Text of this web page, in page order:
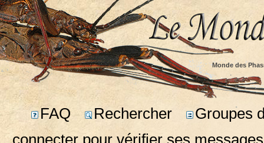
Monde des
FAQ Rechercher
Groupes
connecter pour vérifier ses